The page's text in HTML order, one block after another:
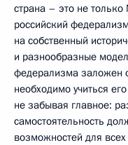
страна – это не
российский
на собственный
и разнообразные
федерализма заложен
необходимо учиться
не забывая главное:
самостоятельность
возможностей для